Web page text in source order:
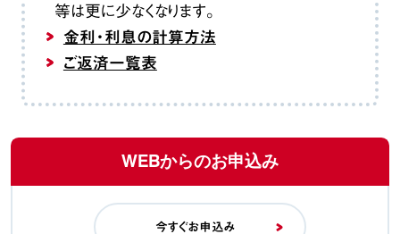
等は更に少なくなります。
金利・利息の計算方法
ご返済一覧表
WEBからのお申込み
今すぐお申込み